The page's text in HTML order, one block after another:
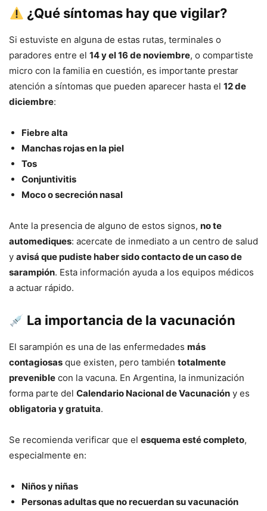
¿Qué síntomas hay que vigilar?
Si estuviste en alguna de estas rutas, terminales o
paradores entre el 14 y el 16 de noviembre, o compartiste
micro con la familia en cuestión, es importante prestar
atención a síntomas que pueden aparecer hasta el 12 de
diciembre:
Fiebre alta
Manchas rojas en la piel
Tos
Conjuntivitis
Moco o secreción nasal
Ante la presencia de alguno de estos signos, no te
automediques: acercate de inmediato a un centro de salud
y avisá que pudiste haber sido contacto de un caso de
sarampión. Esta información ayuda a los equipos médicos
a actuar rápido.
La importancia de la vacunación
El sarampión es una de las enfermedades más
contagiosas que existen, pero también totalmente
prevenible con la vacuna. En Argentina, la inmunización
forma parte del Calendario Nacional de Vacunación y es
obligatoria y gratuita.
Se recomienda verificar que el esquema esté completo,
especialmente en:
Niños y niñas
Personas adultas que no recuerdan su vacunación